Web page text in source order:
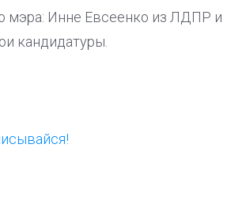
мэра: Инне Евсеенко из ЛДПР и
кандидатуры.